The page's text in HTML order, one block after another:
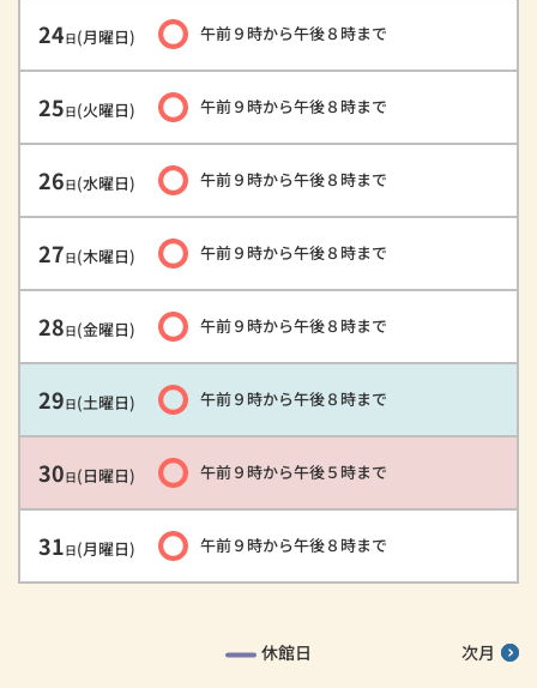
24日(月曜日) 午前９時から午後８時まで
25日(火曜日) 午前９時から午後８時まで
26日(水曜日) 午前９時から午後８時まで
27日(木曜日) 午前９時から午後８時まで
28日(金曜日) 午前９時から午後８時まで
29日(土曜日) 午前９時から午後８時まで
30日(日曜日) 午前９時から午後５時まで
31日(月曜日) 午前９時から午後８時まで
休館日 次月